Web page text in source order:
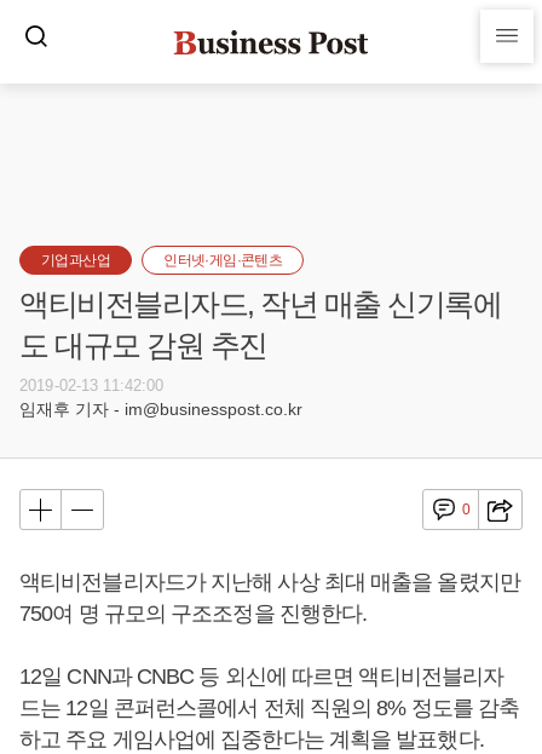
기업과산업 인터넷·게임·콘텐츠
액티비전블리자드, 작년 매출 신기록에
도 대규모 감원 추진
2019-02-13 11:42:00
임재후 기자 - im@businesspost.co.kr
0
액티비전블리자드가 지난해 사상 최대 매출을 올렸지만
750여 명 규모의 구조조정을 진행한다.
12일 CNN과 CNBC 등 외신에 따르면 액티비전블리자
드는 12일 콘퍼런스콜에서 전체 직원의 8% 정도를 감축
하고 주요 게임사업에 집중한다는 계획을 발표했다.